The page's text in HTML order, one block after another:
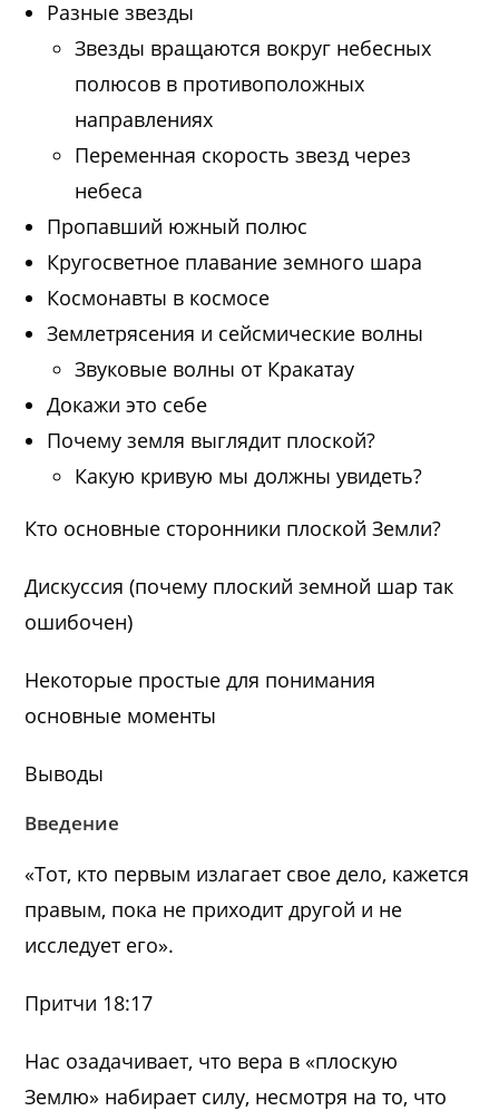
Разные звезды
Звезды вращаются вокруг небесных
полюсов в противоположных
направлениях
Переменная скорость звезд через
небеса
Пропавший южный полюс
Кругосветное плавание земного шара
Космонавты в космосе
Землетрясения и сейсмические волны
Звуковые волны от Кракатау
Докажи это себе
Почему земля выглядит плоской?
Какую кривую мы должны увидеть?
Кто основные сторонники плоской Земли?
Дискуссия (почему плоский земной шар так
ошибочен)
Некоторые простые для понимания
основные моменты
Выводы
Введение
«Тот, кто первым излагает свое дело, кажется
правым, пока не приходит другой и не
исследует его».
Притчи 18:17
Нас озадачивает, что вера в «плоскую
Землю» набирает силу, несмотря на то, что